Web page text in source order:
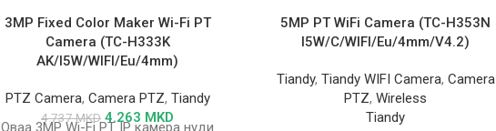
3MP Fixed Color Maker Wi-Fi PT
Camera (TC-H333K
AK/I5W/WIFI/Eu/4mm)
PTZ Camera, Camera PTZ, Tiandy
4.737MKD 4.263 MKD
5MP PT WiFi Camera (TC-H353N
I5W/C/WIFI/Eu/4mm/V4.2)
Tiandy, Tiandy WIFI Camera, Camera
PTZ,Wireless
Tiandy